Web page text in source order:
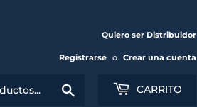
Quiero ser Distribuidor
Registrarse o Crear una cuenta
CARRITO